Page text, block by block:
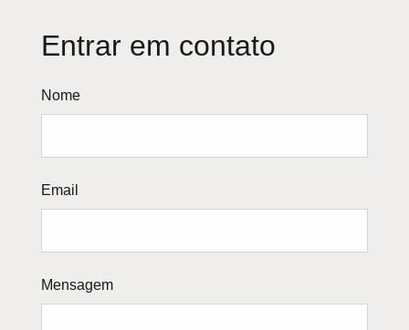
Entrar em contato
Nome
Email
Mensagem